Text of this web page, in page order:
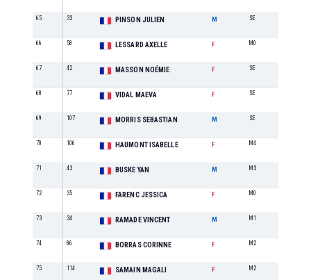
65 33 PINSON JULIEN M SE
66 58 LESSARD AXELLE F M0
67 42 MASSON NOÉMIE F SE
68 77 VIDAL MAEVA F SE
69 107 MORRIS SEBASTIAN M SE
70 106 HAUMONT ISABELLE F M4
71 43 BUSKE YAN M M3
72 35 FARENC JESSICA F M0
73 34 RAMADE VINCENT M M1
74 86 BORRAS CORINNE F M2
75 114 SAMAIN MAGALI F M2